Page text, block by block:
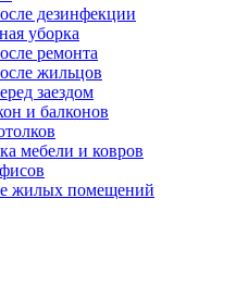
дезинфекции
уборка
ремонта
жильцов
заездом
и балконов
мебели и ковров
жилых помещений